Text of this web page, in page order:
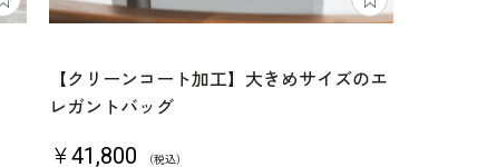
【クリーンコート加工】大きめサイズのエ
レガントバッグ
￥41,800 （税込）